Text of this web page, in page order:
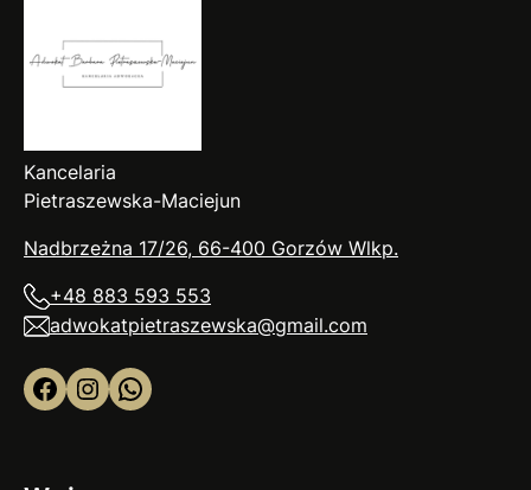
Kancelaria
Pietraszewska-Maciejun
Nadbrzeżna 17/26, 66-400 Gorzów Wlkp.
+48 883 593 553
adwokatpietraszewska@gmail.com
Facebook Instagram WhatsApp